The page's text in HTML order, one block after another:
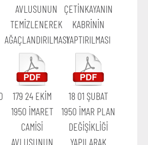
AVLUSUNUN
TEMİZLENEREK
AĞAÇLANDIRILMASI
ÇETİNKAYANIN
KABRİNİN
YAPTIRILMASI
179 24 EKİM
1950 İMARET
CAMİSİ
AVLUSUNUN
18 01 ŞUBAT
1950 İMAR PLAN
DEĞİŞİKLİĞİ
YAPILARAK